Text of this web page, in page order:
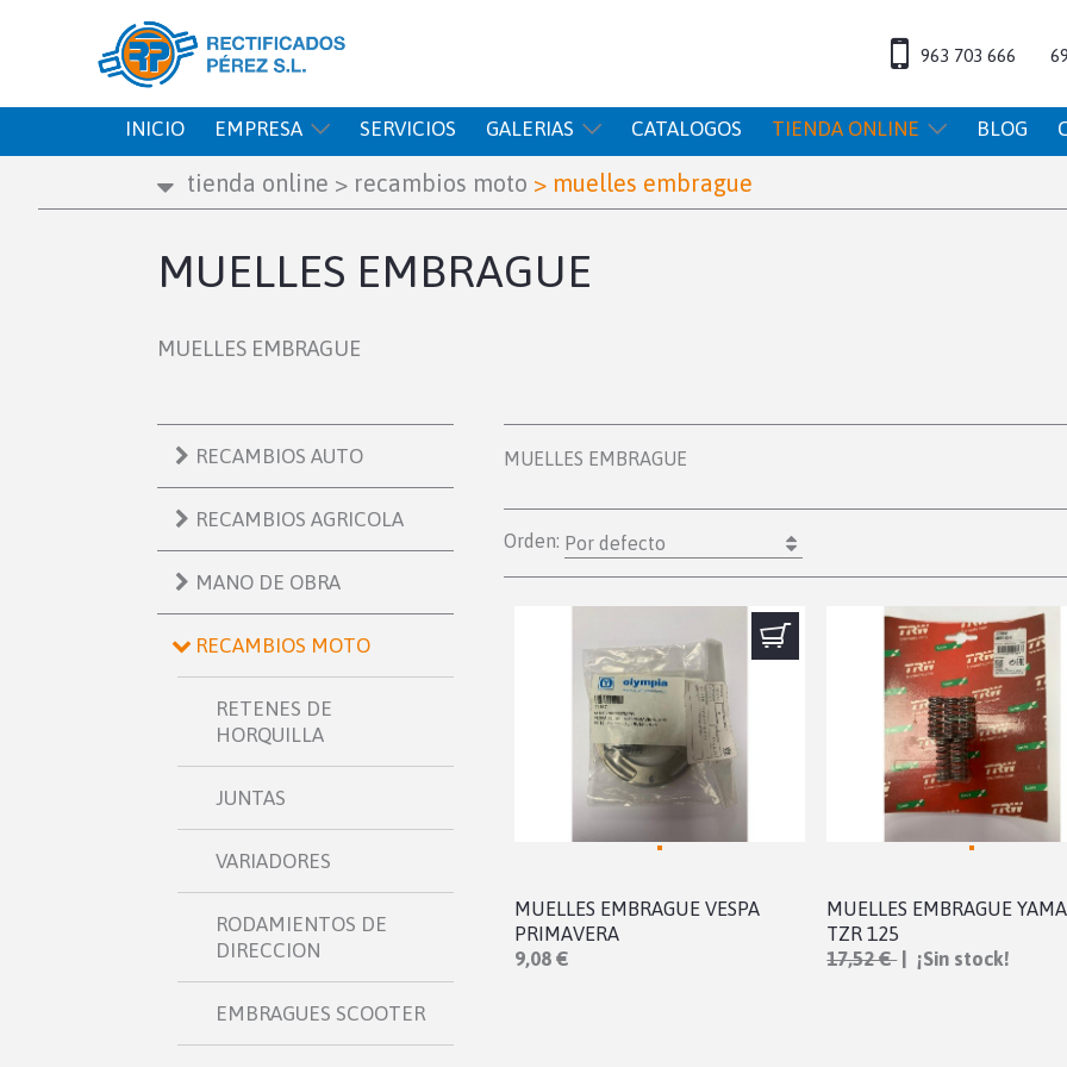
963 703 666
INICIO EMPRESA SERVICIOS GALERIAS CATALOGOS TIENDA ONLINE BLOG
tienda online > recambios moto > muelles embrague
MUELLES EMBRAGUE
MUELLES EMBRAGUE
RECAMBIOS AUTO
RECAMBIOS AGRICOLA
MANO DE OBRA
RECAMBIOS MOTO
RETENES DE
HORQUILLA
JUNTAS
VARIADORES
RODAMIENTOS DE
DIRECCION
EMBRAGUES SCOOTER
MUELLES EMBRAGUE
Orden: Por defecto
MUELLES EMBRAGUE VESPA
PRIMAVERA
9,08 €
MUELLES EMBRAGUE
TZR 125
17,52 €| ¡Sin stock!